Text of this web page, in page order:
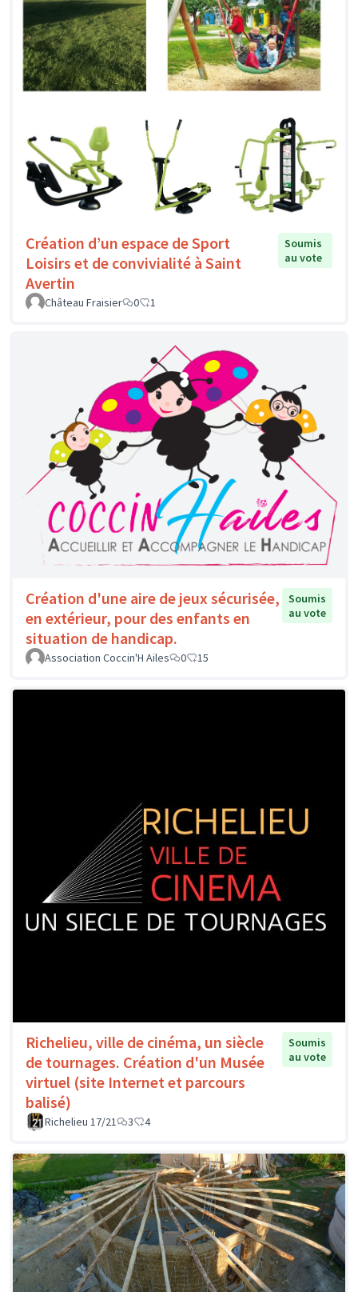
Création d’un espace de Sport
Loisirs et de convivialité à Saint
Avertin
Soumis
au vote
Château Fraisier 0 1
Création d'une aire de jeux sécurisée,
en extérieur, pour des enfants en
situation de handicap.
Soumis
au vote
Association Coccin'H Ailes 0 15
Richelieu, ville de cinéma, un siècle
de tournages. Création d'un Musée
virtuel (site Internet et parcours
balisé)
Soumis
au vote
Richelieu 17/21 3 4